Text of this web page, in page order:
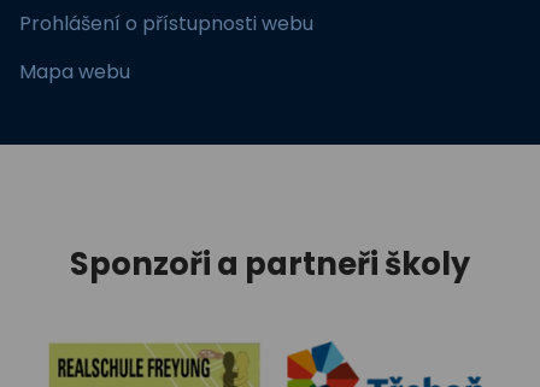
Prohlášení o přístupnosti webu
Mapa webu
Sponzoři a partneři školy